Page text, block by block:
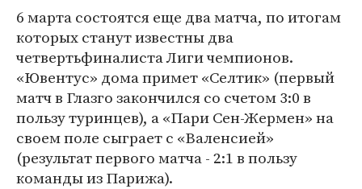
6 марта состоятся еще два матча, по итогам
которых станут известны два
четвертьфиналиста Лиги чемпионов.
«Ювентус» дома примет «Селтик» (первый
матч в Глазго закончился со счетом 3:0 в
пользу туринцев), а «Пари Сен-Жермен» на
своем поле сыграет с «Валенсией»
(результат первого матча - 2:1 в пользу
команды из Парижа).